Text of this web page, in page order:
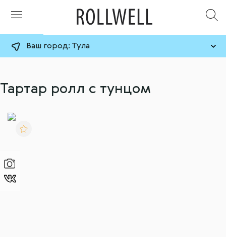
Ваш город: Тула
Тартар ролл с тунцом